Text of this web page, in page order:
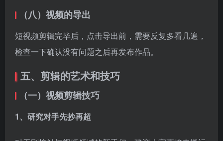
1、研究对手先抄再超
对于刚接触短视频领域的新手们，建议大家直接去搬运
素材并且适当性的做一些修改，根据反馈回来的数据进
剪辑风格，素材来源，音乐搭配，文案等方面